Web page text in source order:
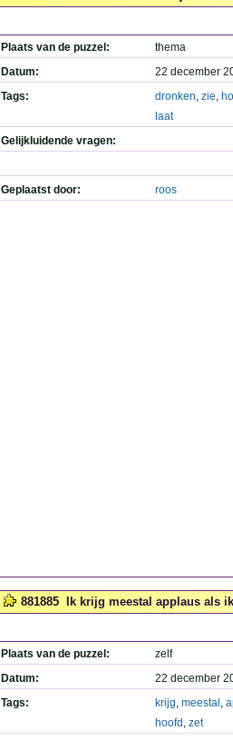
Plaats van de puzzel:
thema
Datum:
22 december
Tags:
dronken, zie,
laat
Gelijkluidende vragen:
Geplaatst door: roos
881885 Ik krijg meestal applaus als
Plaats van de puzzel:
zelf
Datum:
22 december
Tags:
krijg, meestal ,
hoofd , zet